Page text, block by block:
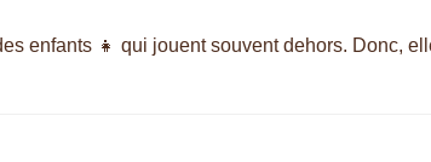
enfants 👧 qui jouent souvent dehors. Donc,